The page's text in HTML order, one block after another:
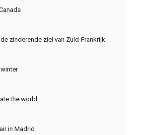
zinderende ziel van Zuid-Frankrijk
the world
in Madrid